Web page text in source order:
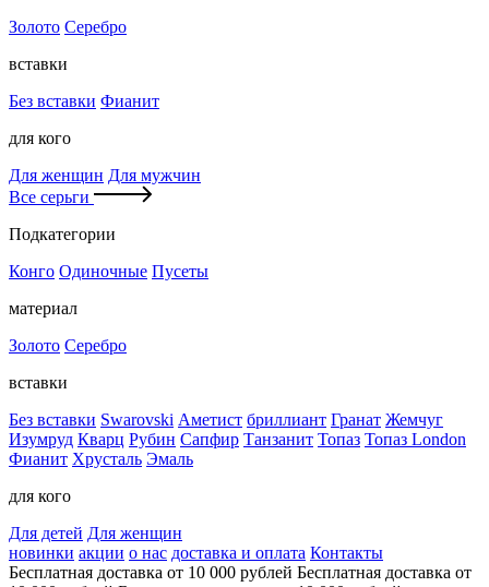
Золото Серебро
вставки
Без вставки Фианит
для кого
Для женщин Для мужчин
Все серьги
Подкатегории
Конго Одиночные Пусеты
материал
Золото Серебро
вставки
Без вставки Swarovski Аметист бриллиант Гранат Жемчуг
Изумруд Кварц Рубин Сапфир Танзанит Топаз Топаз London
Фианит Хрусталь Эмаль
для кого
Для детей Для женщин
новинки акции о нас доставка и оплата Контакты
Бесплатная доставка от 10 000 рублей Бесплатная доставка от